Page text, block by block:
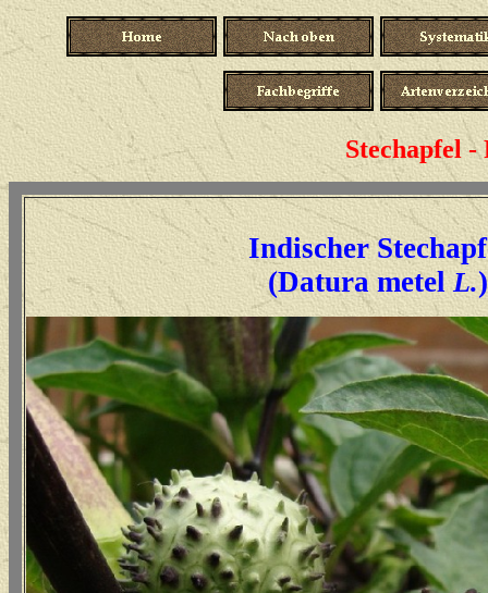
Stechapfel
Indischer
(Datura metelL.)